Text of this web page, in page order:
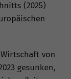
(2025)
von
gesunken,